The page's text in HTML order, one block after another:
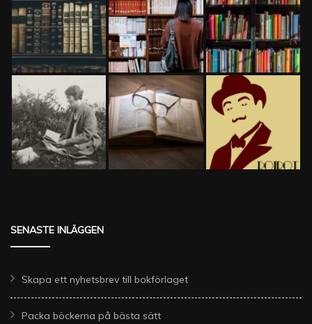
SENASTE INLÄGGEN
Skapa ett nyhetsbrev till bokförlaget
Packa böckerna på bästa sätt